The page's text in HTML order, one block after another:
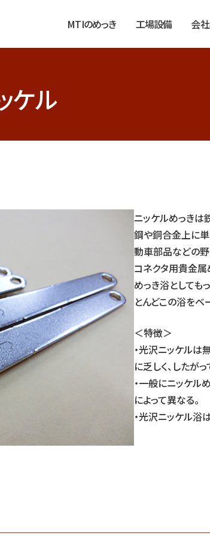
MTIのめっき 工場設備 会
ケル
ニッケルめっきは
鋼や銅合金上に単
動車部品などの野
コネクタ用貴金属
めっき浴としても
とんどこの浴をベ
＜特徴＞
・光沢ニッケルは
に乏しく、したが
・一般にニッケル
によって異なる。
・光沢ニッケル浴